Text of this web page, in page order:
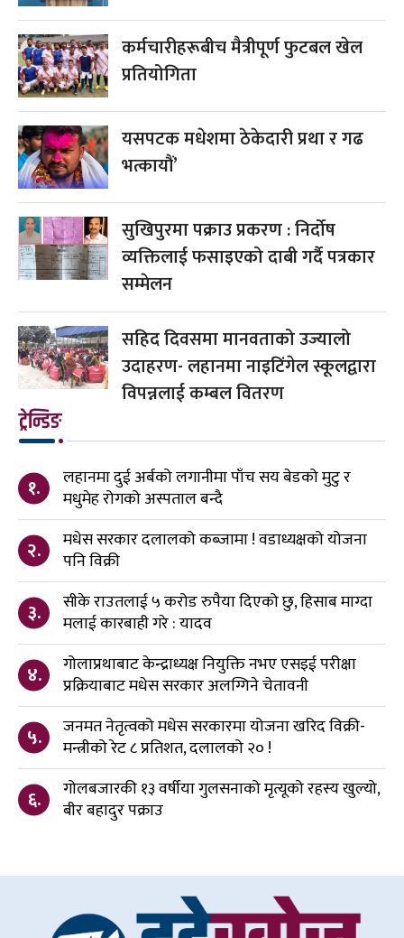
कर्मचारीहरूबीच मैत्रीपूर्ण फुटबल खेल
प्रतियोगिता
यसपटक मधेशमा ठेकेदारी प्रथा र गढ
भत्कायौं’
सुखिपुरमा पक्राउ प्रकरण : निर्दोष
व्यक्तिलाई फसाइएको दाबी गर्दै पत्रकार
सम्मेलन
सहिद दिवसमा मानवताको उज्यालो
उदाहरण- लहानमा नाइटिंगेल स्कूलद्वारा
विपन्नलाई कम्बल वितरण
ट्रेन्डिङ
१.
लहानमा दुई अर्बको लगानीमा पाँच सय बेडको मुटु र
मधुमेह रोगको अस्पताल बन्दै
२.
मधेस सरकार दलालको कब्जामा ! वडाध्यक्षको योजना
पनि विक्री
३.
सीके राउतलाई ५ करोड रुपैया दिएको छु, हिसाब माग्दा
मलाई कारबाही गरे : यादव
४.
गोलाप्रथाबाट केन्द्राध्यक्ष नियुक्ति नभए एसइई परीक्षा
प्रक्रियाबाट मधेस सरकार अलग्गिने चेतावनी
५.
जनमत नेतृत्वको मधेस सरकारमा योजना खरिद विक्री-
मन्त्रीको रेट ८ प्रतिशत, दलालको २० !
६.
गोलबजारकी १३ वर्षीया गुलसनाको मृत्यूको रहस्य खुल्यो,
बीर बहादुर पक्राउ